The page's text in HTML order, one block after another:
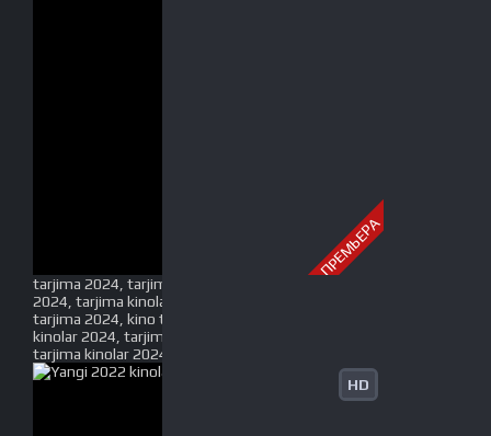
ПРЕМЬЕРА
tarjima 2024, tarjima kinolar 2024, uzbek tarjima
2024, tarjima kinolar tilida tilida 2024, uzbek tilida
tarjima 2024, kino tarjima 2024, uzbek tarjima
kinolar 2024, tarjima kinolar 2024 uzbek tilida,
tarjima kinolar 2024 o zbek, tarjima kinolar 2024
HD